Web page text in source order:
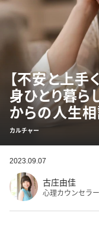
【不安と上手
身ひとり暮
からの人生
カルチャー
2023.09.07
古庄由佳
心理カウンセラ